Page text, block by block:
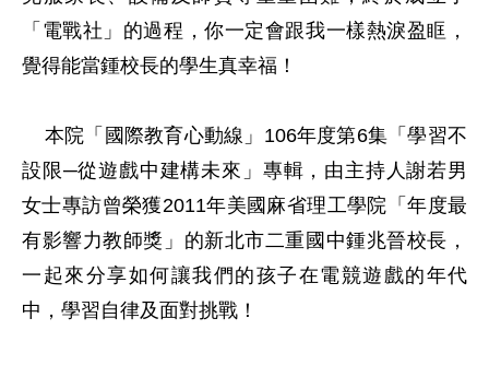
「電戰社」的過程，你一定會跟我一樣熱淚盈眶，
覺得能當鍾校長的學生真幸福！
設限─從遊戲中建構未來」專輯，由主持人謝若男
女士專訪曾榮獲2011年美國麻省理工學院「年度最
有影響力教師獎」的新北市二重國中鍾兆晉校長，
一起來分享如何讓我們的孩子在電競遊戲的年代
中，學習自律及面對挑戰！